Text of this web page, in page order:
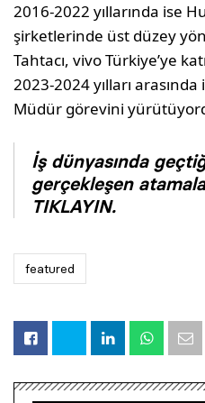
2016-2022 yıllarında ise
şirketlerinde üst düzey
Tahtacı, vivo Türkiye’ye
2023-2024 yılları arasında
Müdür görevini
İş dünyasında
gerçekleşen
TIKLAYIN.
featured